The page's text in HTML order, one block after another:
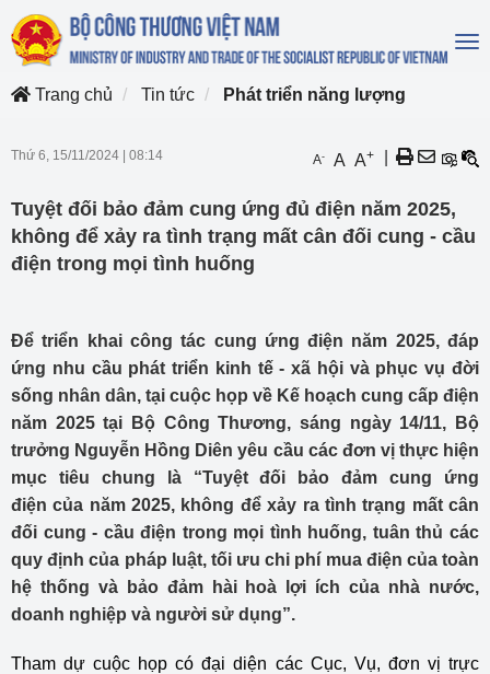
Trang chủ
Tin tức Phát triển năng lượng
Thứ 6, 15/11/2024 08:14 A- A A+
Tuyệt đối bảo đảm cung ứng đủ điện năm 2025,
không để xảy ra tình trạng mất cân đối cung - cầu
điện trong mọi tình huống
Để triển khai công tác cung ứng điện năm 2025, đáp
ứng nhu cầu phát triển kinh tế - xã hội và phục vụ đời
sống nhân dân, tại cuộc họp về Kế hoạch cung cấp điện
năm 2025 tại Bộ Công Thương, sáng ngày 14/11, Bộ
trưởng Nguyễn Hồng Diên yêu cầu các đơn vị thực hiện
mục tiêu chung là “Tuyệt đối bảo đảm cung ứng
điện của năm 2025, không để xảy ra tình trạng mất cân
đối cung - cầu điện trong mọi tình huống, tuân thủ các
quy định của pháp luật, tối ưu chi phí mua điện của toàn
hệ thống và bảo đảm hài hoà lợi ích của nhà nước,
doanh nghiệp và người sử dụng”.
Tham dự cuộc họp có đại diện các Cục, Vụ, đơn vị trực